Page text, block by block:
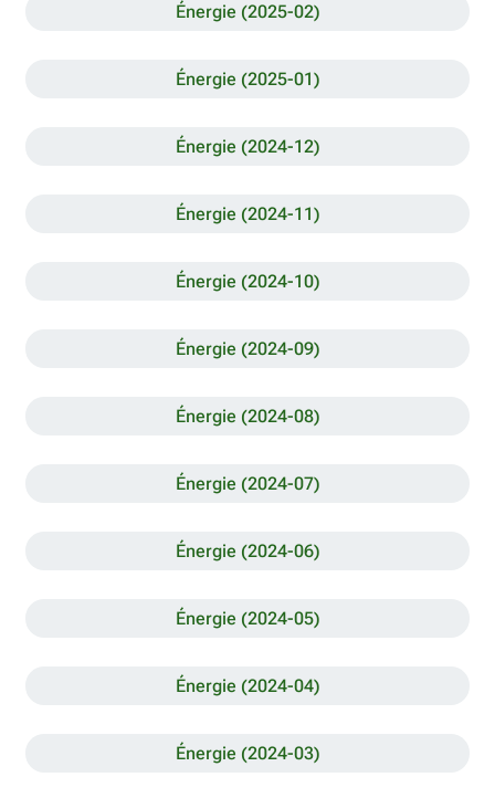
Énergie (2025-02)
Énergie (2025-01)
Énergie (2024-12)
Énergie (2024-11)
Énergie (2024-10)
Énergie (2024-09)
Énergie (2024-08)
Énergie (2024-07)
Énergie (2024-06)
Énergie (2024-05)
Énergie (2024-04)
Énergie (2024-03)